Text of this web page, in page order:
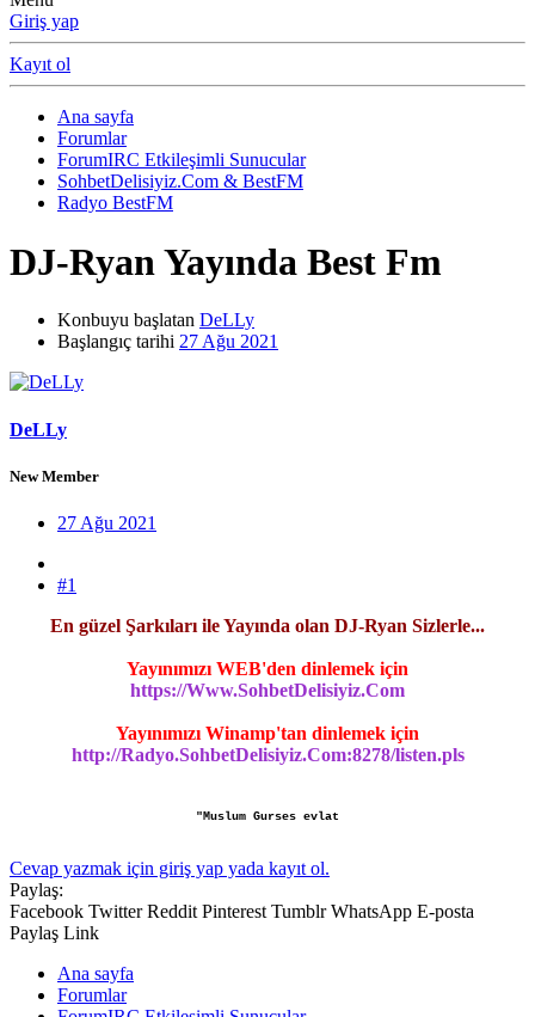
Giriş yap
Kayıt ol
Ana sayfa
Forumlar
ForumIRC Etkileşimli Sunucular
SohbetDelisiyiz.Com & BestFM
Radyo BestFM
DJ-Ryan Yayında Best Fm
Konbuyu başlatan DeLLy
Başlangıç tarihi 27 Ağu 2021
DeLLy
New Member
27 Ağu 2021
#1
En güzel Şarkıları ile Yayında olan DJ-Ryan Sizlerle...
Yayınımızı WEB'den dinlemek için
https://Www.SohbetDelisiyiz.Com
Yayınımızı Winamp'tan dinlemek için
http://Radyo.SohbetDelisiyiz.Com:8278/listen.pls
"Muslum Gurses evlat
Cevap yazmak için giriş yap yada kayıt ol.
Paylaş:
Facebook Twitter Reddit Pinterest Tumblr WhatsApp E-posta
Paylaş Link
Ana sayfa
Forumlar